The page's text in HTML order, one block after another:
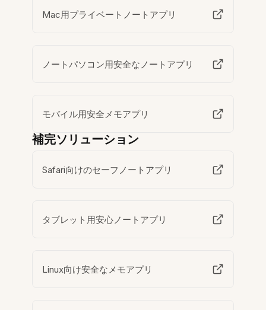
Mac用プライベートノートアプリ
ノートパソコン用安全なノートアプリ
モバイル用安全メモアプリ
補完ソリューション
Safari向けのセーフノートアプリ
タブレット用安心ノートアプリ
Linux向け安全なメモアプリ